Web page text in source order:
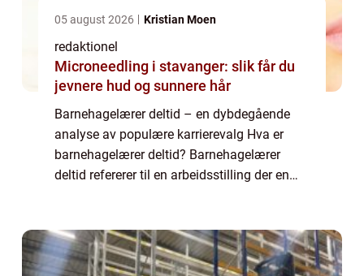
05 august 2026 Kristian Moen
redaktionel
Microneedling i stavanger: slik får du
jevnere hud og sunnere hår
Barnehagelærer deltid – en dybdegående
analyse av populære karrierevalg Hva er
barnehagelærer deltid? Barnehagelærer
deltid refererer til en arbeidsstilling der en